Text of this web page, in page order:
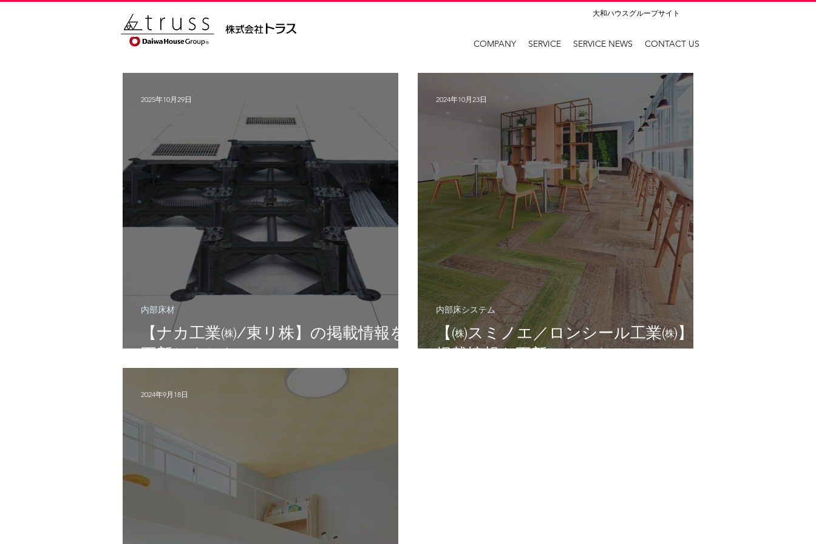
大和ハウスグループサイト
COMPANY SERVICE SERVICE NEWS CONTACT US
【ナカ工業㈱/東リ株】の掲載情報を
更新しました！
内部床材
2025年10月29日
【㈱スミノエ／ロンシール工業㈱】の
掲載情報を更新しました。
内部床システム
2024年10月23日
2024年9月18日